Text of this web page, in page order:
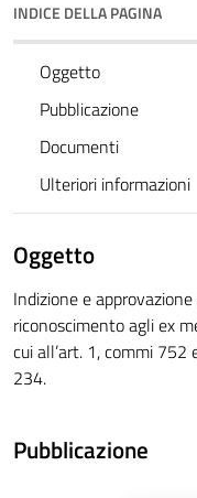
INDICE DELLA PAGINA
Oggetto
Pubblicazione
Documenti
Ulteriori informazioni
Oggetto
Indizione e
riconoscimento agli ex
cui all’art. 1, commi
234.
Pubblicazione